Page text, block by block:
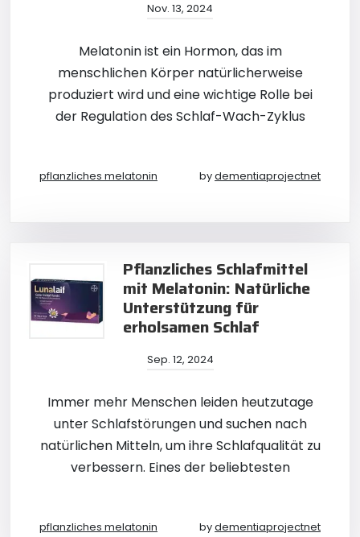
Nov. 13, 2024
Melatonin ist ein Hormon, das im
menschlichen Körper natürlicherweise
produziert wird und eine wichtige Rolle bei
der Regulation des Schlaf-Wach-Zyklus
pflanzliches melatonin bydementiaprojectnet
Pflanzliches Schlafmittel
mit Melatonin: Natürliche
Unterstützung für
erholsamen Schlaf
Sep. 12, 2024
Immer mehr Menschen leiden heutzutage
unter Schlafstörungen und suchen nach
natürlichen Mitteln, um ihre Schlafqualität zu
verbessern. Eines der beliebtesten
pflanzliches melatonin bydementiaprojectnet